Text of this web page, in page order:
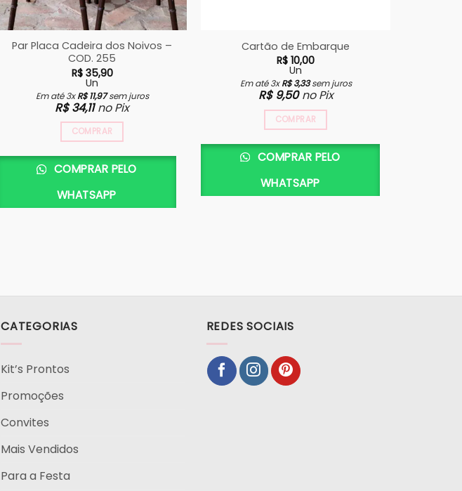
Par Placa Cadeira dos Noivos –
COD. 255
R$35,90
Un
Em até 3xR$11,97sem juros
R$34,11 no Pix
COMPRAR
COMPRAR PELO
WHATSAPP
Cartão de Embarque
R$ 10,00
Un
Em até 3xR$3,33sem juros
R$9,50 no Pix
COMPRAR
COMPRAR PELO
WHATSAPP
CATEGORIAS
Kit’s Prontos
Promoções
Convites
Mais Vendidos
Para a Festa
REDES SOCIAIS